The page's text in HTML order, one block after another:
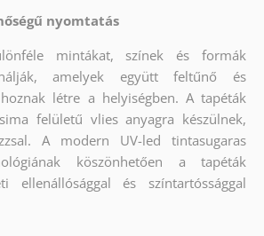
nyomtatás
mintákat, színek és formák
amelyek együtt feltűnő és
létre a helyiségben. A tapéták
felületű vlies anyagra készülnek,
A modern UV-led tintasugaras
köszönhetően a tapéták
ellenállósággal és színtartóssággal